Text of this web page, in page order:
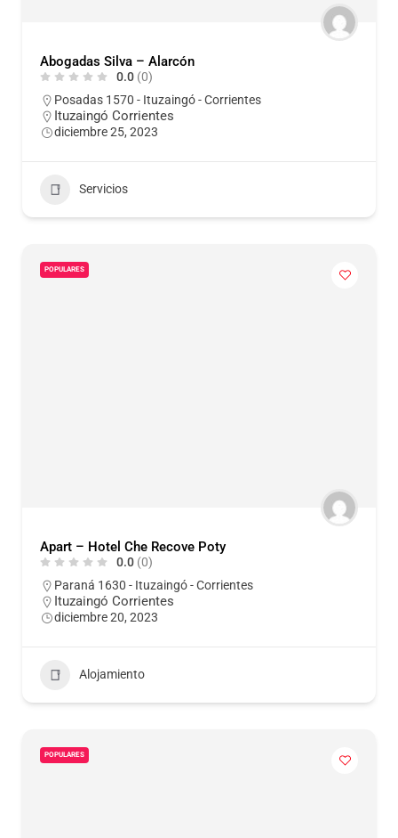
Abogadas Silva – Alarcón
0.0 (0)
Posadas 1570 - Ituzaingó - Corrientes
Ituzaingó Corrientes
diciembre 25, 2023
Servicios
POPULARES
Apart – Hotel Che Recove Poty
0.0 (0)
Paraná 1630 - Ituzaingó - Corrientes
Ituzaingó Corrientes
diciembre 20, 2023
Alojamiento
POPULARES